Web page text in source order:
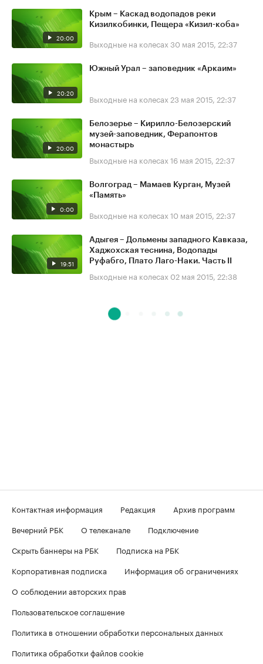
20:00
Крым – Каскад водопадов реки
Кизилкобинки, Пещера «Кизил-коба»
Выходные на колесах 30 мая 2015, 22:37
20:20
Южный Урал – заповедник «Аркаим»
Выходные на колесах 23 мая 2015, 22:37
20:00
Белозерье – Кирилло-Белозерский
музей-заповедник, Ферапонтов
монастырь
Выходные на колесах 16 мая 2015, 22:37
0:00
Волгоград – Мамаев Курган, Музей
«Память»
Выходные на колесах 10 мая 2015, 22:37
19:51
Адыгея – Дольмены западного Кавказа,
Хаджохская теснина, Водопады
Руфабго, Плато Лаго-Наки. Часть II
Выходные на колесах 02 мая 2015, 22:38
Контактная информация Редакция
Архив программ
Вечерний РБК
О телеканале
Подключение
Скрыть баннеры на РБК
Подписка на РБК
Корпоративная подписка
Информация об ограничениях
О соблюдении авторских прав
Пользовательское соглашение
Политика в отношении обработки персональных данных
Политика обработки файлов cookie